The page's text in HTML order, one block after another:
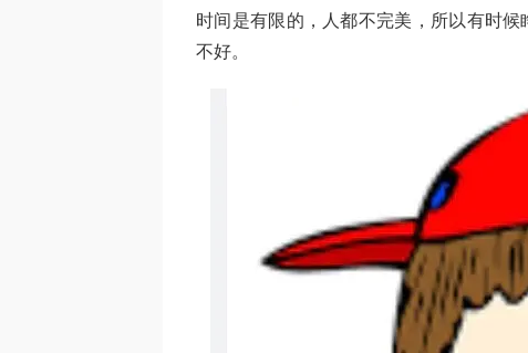
时间是有限的，人都不完美，所以有时
不好。